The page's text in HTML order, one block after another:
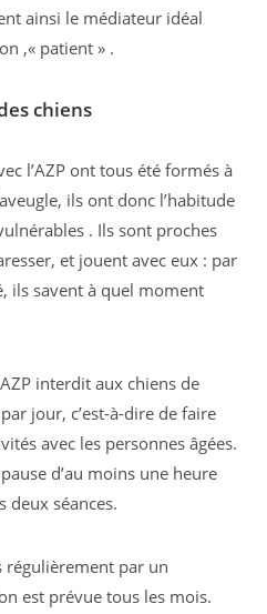
ainsi le médiateur idéal
,« patient » .
chiens
l’AZP ont tous été formés à
ils ont donc l’habitude
. Ils sont proches
et jouent avec eux : par
ils savent à quel moment
interdit aux chiens de
jour, c’est-à-dire de faire
avec les personnes âgées.
d’au moins une heure
deux séances.
régulièrement par un
est prévue tous les mois.